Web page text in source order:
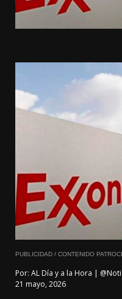
PUBLICIDAD / CONTENIDO
Por: AL Día y a la Hora |
21 mayo, 2026